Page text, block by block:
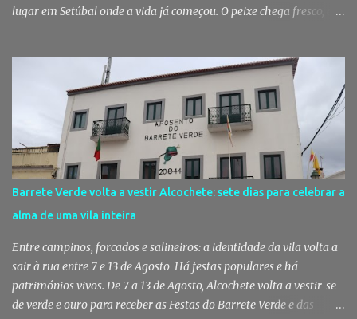
lugar em Setúbal onde a vida já começou. O peixe chega fresco, os
fruta, das ervas e do pão acabado de cozer. Há 150 anos que esta
rotina se repete no Mercado do Livramento, um espaço que
continua a ser muito mais do que um mercado: é um dos maiores
símbolos da identidade setubalense. Mercado celebrou 150 anos
no último dia de Julho Foi considerado pela revista norte-
americana USA Today um dos melhores mercados de peixe do
mundo. Mas, para os setubalenses, o Mercado do Livramento vale
muito mais do que qualquer distinção internacional. O Mercado do
Livramento assinalou, no dia 31 de Julho, os 150 anos de existência
com uma cerimónia comemorativa na qual a Câmara Municipal
de Setúbal desta...
Barrete Verde volta a vestir Alcochete: sete dias para celebrar a
alma de uma vila inteira
Entre campinos, forcados e salineiros: a identidade da vila volta a
sair à rua entre 7 e 13 de Agosto Há festas populares e há
patrimónios vivos. De 7 a 13 de Agosto, Alcochete volta a vestir-se
de verde e ouro para receber as Festas do Barrete Verde e das